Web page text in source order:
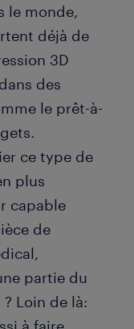
le monde,
déjà de
3D
des
le prêt-à-
ce type de
plus
capable
de
partie du
Loin de là: